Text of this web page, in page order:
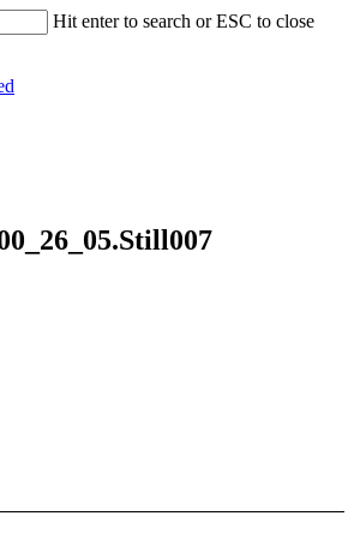
Hit enter to search or ESC to close